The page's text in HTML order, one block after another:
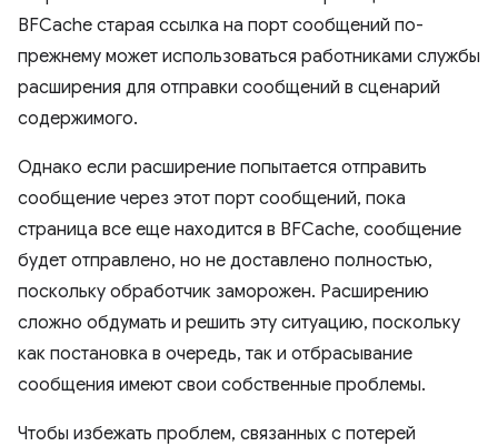
BFCache старая ссылка на порт сообщений по-
прежнему может использоваться работниками службы
расширения для отправки сообщений в сценарий
содержимого.
Однако если расширение попытается отправить
сообщение через этот порт сообщений, пока
страница все еще находится в BFCache, сообщение
будет отправлено, но не доставлено полностью,
поскольку обработчик заморожен. Расширению
сложно обдумать и решить эту ситуацию, поскольку
как постановка в очередь, так и отбрасывание
сообщения имеют свои собственные проблемы.
Чтобы избежать проблем, связанных с потерей